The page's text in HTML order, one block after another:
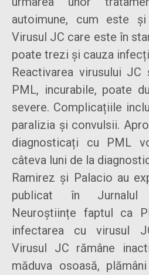
autoimune, cum este
Virusul JC care este în
poate trezi și cauza
Reactivarea virusului
PML, incurabile, poate
severe. Complicațiile
paralizia și convulsii.
diagnosticați cu PML
câteva luni de la
Ramirez și Palacio au
publicat în Jurnalul
Neuroștiințe faptul ca
infectarea cu virusul
Virusul JC rămâne
măduva osoasă,